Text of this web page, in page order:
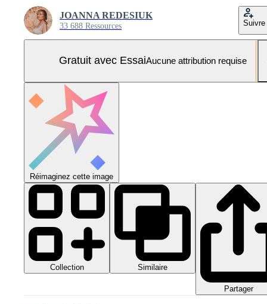
JOANNA REDESIUK
33 688 Ressources Suivre
Gratuit avec EssaiAucune attribution requise
Réimaginez cette image
Collection Similaire
Partager